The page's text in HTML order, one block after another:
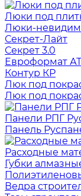
Люки под
Люки-
Секрет-Лайт
Секрет 3.0
Евроформат
Контур КР
Люк под
Люк под
Панели РПГ
Панель
Расходные
Губки
Ведра